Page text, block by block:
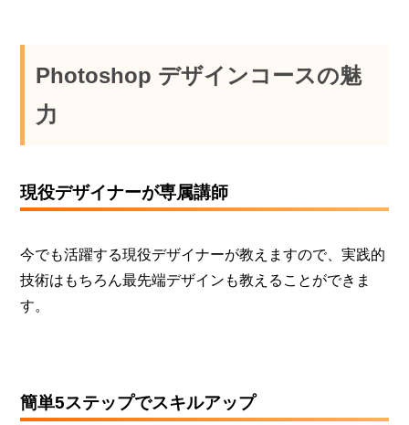
Photoshop デザインコースの魅
力
現役デザイナーが専属講師
今でも活躍する現役デザイナーが教えますので、実践的
技術はもちろん最先端デザインも教えることができま
す。
簡単5ステップでスキルアップ